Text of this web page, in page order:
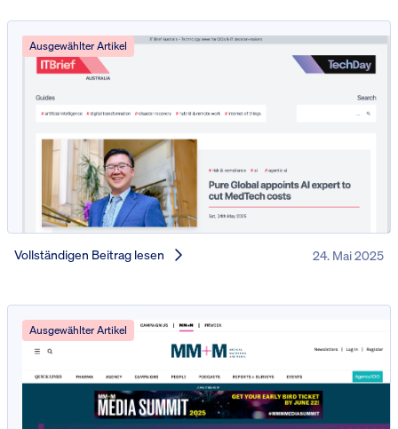
Ausgewählter Artikel
Vollständigen Beitrag lesen 24. Mai 2025
Ausgewählter Artikel